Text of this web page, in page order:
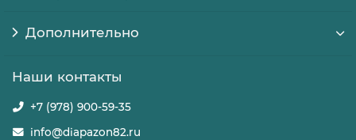
Дополнительно
Наши контакты
+7 (978) 900-59-35
info@diapazon82.ru